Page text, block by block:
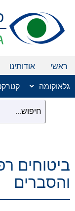
לתוכן
ראשי אודותינו
גלאוקומה
ביטוחים
והסברים